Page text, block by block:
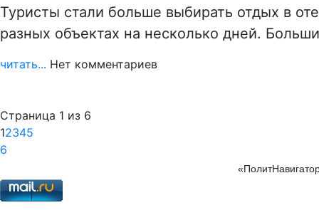
Туристы стали больше выбирать отдых в
разных объектах на несколько дней.
читать... Нет комментариев
Страница 1 из 6
12345
6